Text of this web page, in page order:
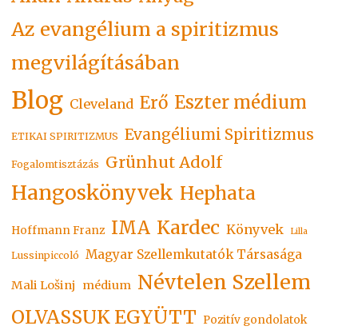
Az evangélium a spiritizmus
megvilágításában
Blog Cleveland Erő Eszter médium
ETIKAI SPIRITIZMUS Evangéliumi Spiritizmus
Fogalomtisztázás Grünhut Adolf
Hangoskönyvek Hephata
Hoffmann Franz IMA Kardec Könyvek Lilla
Lussinpiccoló Magyar Szellemkutatók Társasága
Mali Lošinj médium Névtelen Szellem
OLVASSUK EGYÜTT Pozitív gondolatok